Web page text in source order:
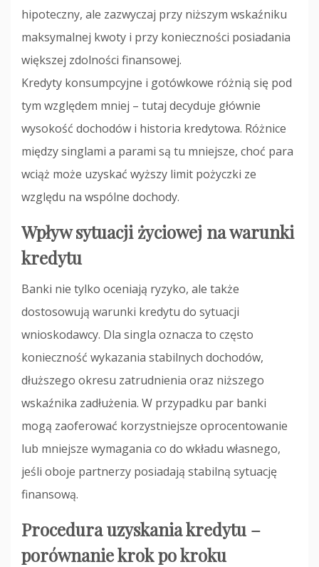
hipoteczny, ale zazwyczaj przy niższym wskaźniku
maksymalnej kwoty i przy konieczności posiadania
większej zdolności finansowej.
Kredyty konsumpcyjne i gotówkowe różnią się pod
tym względem mniej – tutaj decyduje głównie
wysokość dochodów i historia kredytowa. Różnice
między singlami a parami są tu mniejsze, choć para
wciąż może uzyskać wyższy limit pożyczki ze
względu na wspólne dochody.
Wpływ sytuacji życiowej na warunki
kredytu
Banki nie tylko oceniają ryzyko, ale także
dostosowują warunki kredytu do sytuacji
wnioskodawcy. Dla singla oznacza to często
konieczność wykazania stabilnych dochodów,
dłuższego okresu zatrudnienia oraz niższego
wskaźnika zadłużenia. W przypadku par banki
mogą zaoferować korzystniejsze oprocentowanie
lub mniejsze wymagania co do wkładu własnego,
jeśli oboje partnerzy posiadają stabilną sytuację
finansową.
Procedura uzyskania kredytu –
porównanie krok po kroku